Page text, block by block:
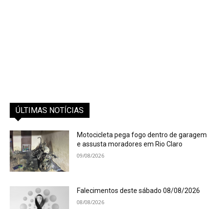
ÚLTIMAS NOTÍCIAS
Motocicleta pega fogo dentro de garagem
e assusta moradores em Rio Claro
09/08/2026
Falecimentos deste sábado 08/08/2026
08/08/2026